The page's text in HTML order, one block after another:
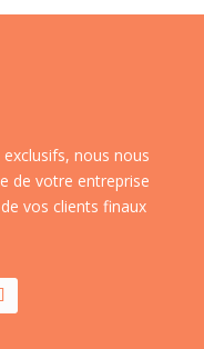
nous nous
de votre entreprise
vos clients finaux